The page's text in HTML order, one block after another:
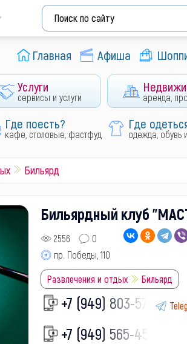
Главная Афиша
Услуги
сервисы и услуги аренда,
Где поесть?
кафе, столовые, фастфуд
Где
одежда, обувь
Бильярд
Бильярдный клуб
2556
0
пр. Победы, 110
Развлечения и отдых Бильярд
+7 (949) 803-57-
+7 (949) 565-45-